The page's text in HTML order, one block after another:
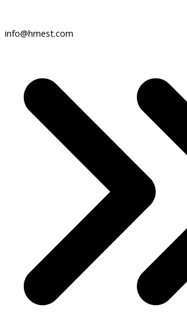
info@hmest.com